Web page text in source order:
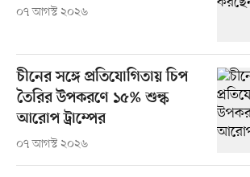
০৭ আগস্ট ২০২৬
চীনের সঙ্গে প্রতিযোগিতায় চিপ
তৈরির উপকরণে ১৫% শুল্ক
আরোপ ট্রাম্পের
০৭ আগস্ট ২০২৬